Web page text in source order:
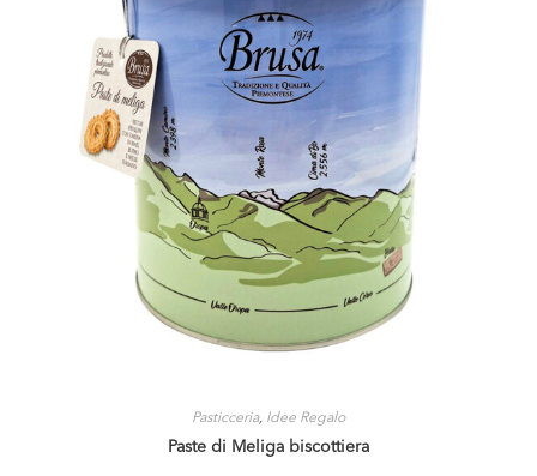
Pasticceria, Idee Regalo
Paste di Meliga biscottiera